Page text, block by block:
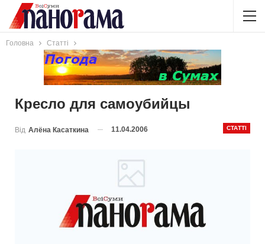
Головна Статті
Кресло для самоубийцы
СТАТТІ
Від Алёна Касаткина 11.04.2006